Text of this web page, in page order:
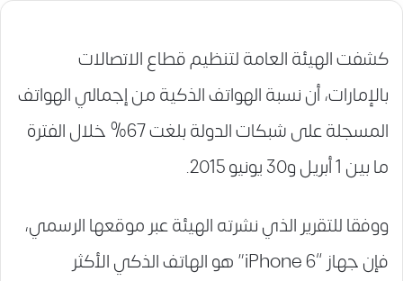
كشفت الهيئة العامة لتنظيم قطاع الاتصالات
بالإمارات، أن نسبة الهواتف الذكية من إجمالي الهواتف
المسجلة على شبكات الدولة بلغت 67% خلال الفترة
ما بين 1 أبريل و30 يونيو 2015.
ووفقا للتقرير الذي نشرته الهيئة عبر موقعها الرسمي،
فإن جهاز “iPhone 6” هو الهاتف الذكي الأكثر